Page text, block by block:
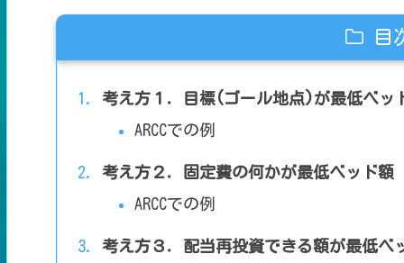
目
考え方１．目標(ゴール地点)が最低ベッ
ARCCでの例
考え方２．固定費の何かが最低ベッド額
ARCCでの例
考え方３．配当再投資できる額が最低ベ